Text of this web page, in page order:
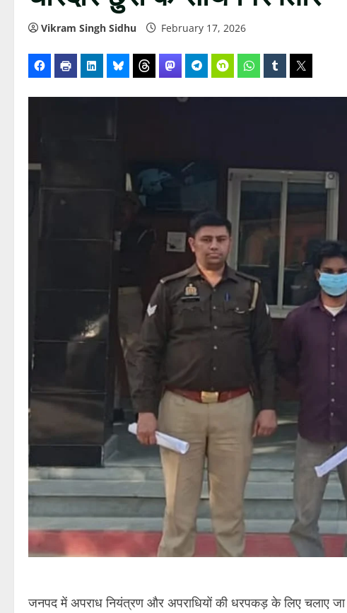
Vikram Singh Sidhu February 17, 2026
जनपद में अपराध नियंत्रण और अपराधियों की धरपकड़ के लिए चलाए